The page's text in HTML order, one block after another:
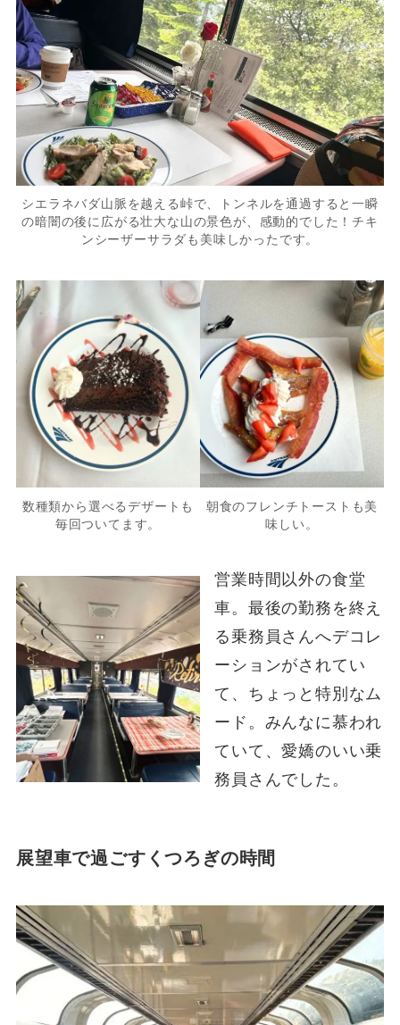
シエラネバダ山脈を越える峠で、トンネルを通過すると一瞬
の暗闇の後に広がる壮大な山の景色が、感動的でした！チキ
ンシーザーサラダも美味しかったです。
数種類から選べるデザートも
毎回ついてます。
朝食のフレンチトーストも美
味しい。
営業時間以外の食堂
車。最後の勤務を終え
る乗務員さんへデコレ
ーションがされてい
て、ちょっと特別なム
ード。みんなに慕われ
ていて、愛嬌のいい乗
務員さんでした。
展望車で過ごすくつろぎの時間